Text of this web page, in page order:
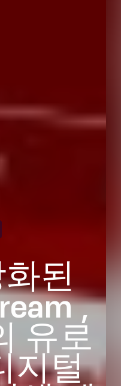
된
,
유로
지털